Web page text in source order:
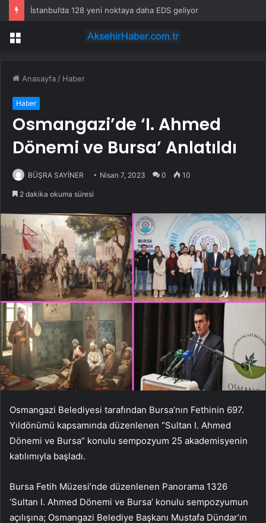
İstanbul’da 128 yeni noktaya daha EDS geliyor
Menü
Anasayfa / Haber
Haber
Osmangazi’de ‘I. Ahmed
Dönemi ve Bursa’ Anlatıldı
BÜŞRA SAYİNER Nisan 7, 2023 0 10
2 dakika okuma süresi
Osmangazi Belediyesi tarafından Bursa’nın Fethinin 697.
Yıldönümü kapsamında düzenlenen “Sultan I. Ahmed
Dönemi ve Bursa” konulu sempozyum 25 akademisyenin
katılımıyla başladı.
Bursa Fetih Müzesi’nde düzenlenen Panorama 1326
‘Sultan I. Ahmed Dönemi ve Bursa’ konulu sempozyumun
açılışına; Osmangazi Belediye Başkanı Mustafa Dündar’ın